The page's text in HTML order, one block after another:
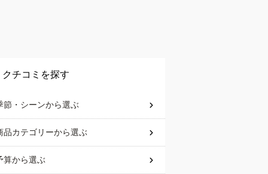
クチコミを探す
節・シーンから選ぶ
品カテゴリーから選ぶ
算から選ぶ